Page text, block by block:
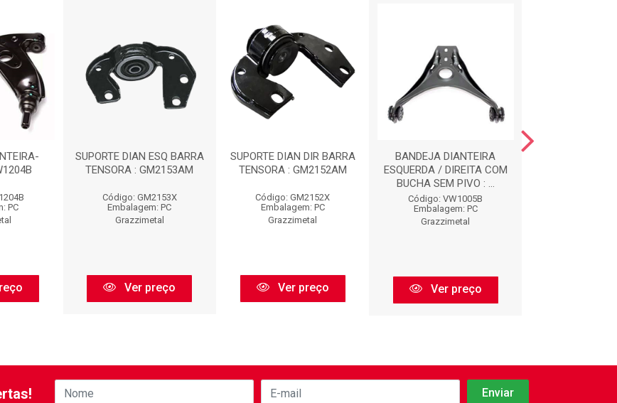
PC
SUPORTE DIAN ESQ BARRA
TENSORA : GM2153AM
Código: GM2153X
Embalagem: PC
Grazzimetal
Ver preço
SUPORTE DIAN DIR BARRA
TENSORA : GM2152AM
Código: GM2152X
Embalagem: PC
Grazzimetal
Ver preço
BANDEJA DIANTEIRA
ESQUERDA / DIREITA COM
BUCHA SEM PIVO : ...
Código: VW1005B
Embalagem: PC
Grazzimetal
Ver preço